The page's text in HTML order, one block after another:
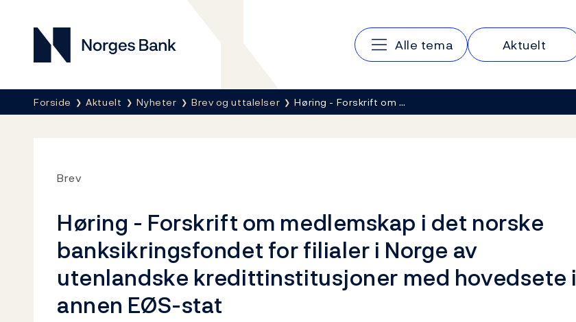
Norges Bank
Hovedmeny
Alle tema Aktuelt
Her er du nå:
Forside Aktuelt Nyheter Brev og uttalelser Høring - Forskrift om …
Brev
Høring - Forskrift om medlemskap i det norske
banksikringsfondet for filialer i Norge av
utenlandske kredittinstitusjoner med hovedsete i
annen EØS-stat